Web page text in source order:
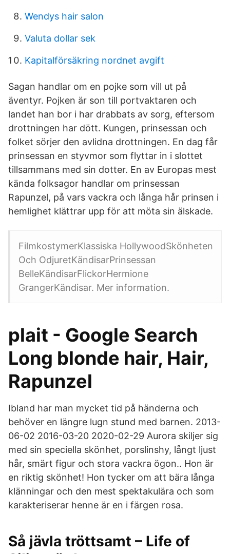
Wendys hair salon
Valuta dollar sek
Kapitalförsäkring nordnet avgift
Sagan handlar om en pojke som vill ut på
äventyr. Pojken är son till portvaktaren och
landet han bor i har drabbats av sorg, eftersom
drottningen har dött. Kungen, prinsessan och
folket sörjer den avlidna drottningen. En dag får
prinsessan en styvmor som flyttar in i slottet
tillsammans med sin dotter. En av Europas mest
kända folksagor handlar om prinsessan
Rapunzel, på vars vackra och långa hår prinsen i
hemlighet klättrar upp för att möta sin älskade.
FilmkostymerKlassiska HollywoodSkönheten
Och OdjuretKändisarPrinsessan
BelleKändisarFlickorHermione
GrangerKändisar. Mer information.
plait - Google Search
Long blonde hair, Hair,
Rapunzel
Ibland har man mycket tid på händerna och
behöver en längre lugn stund med barnen. 2013-
06-02 2016-03-20 2020-02-29 Aurora skiljer sig
med sin speciella skönhet, porslinshy, långt ljust
hår, smärt figur och stora vackra ögon.. Hon är
en riktig skönhet! Hon tycker om att bära långa
klänningar och den mest spektakulära och som
karakteriserar henne är en i färgen rosa.
Så jävla tröttsamt – Life of